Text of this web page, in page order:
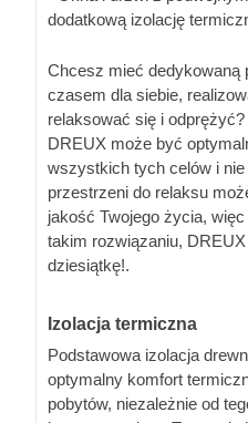
dodatkową izolację
Chcesz mieć
czasem dla siebie,
relaksować się i
DREUX może być
wszystkich tych celów i
przestrzeni do relaksu
jakość Twojego życia,
takim rozwiązaniu,
dziesiątkę!.
Izolacja termiczna
Podstawowa izolacja
optymalny komfort
pobytów, niezależnie od